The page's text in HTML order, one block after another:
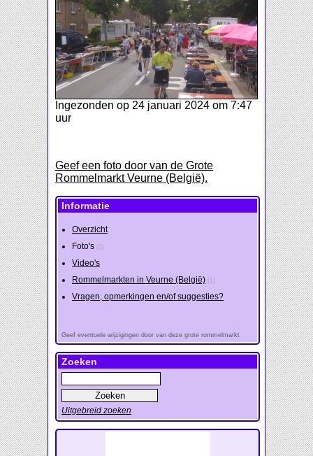
Ingezonden op 24 januari 2024 om 7:47
uur
Geef een foto door van de Grote
Rommelmarkt Veurne (België).
Informatie
Overzicht
Foto's (2)
Video's
Rommelmarkten in Veurne (België) (1)
Vragen, opmerkingen en/of suggesties?
Geef eventuele wijzigingen door van deze grote rommelmarkt
Zoeken
Uitgebreid zoeken